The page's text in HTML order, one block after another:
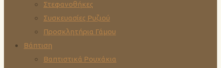
Στεφανοθήκες
Συσκευασίες Ρυζιού
Προσκλητήρια Γάμου
Βάπτιση
Βαπτιστικά Ρουχάκια